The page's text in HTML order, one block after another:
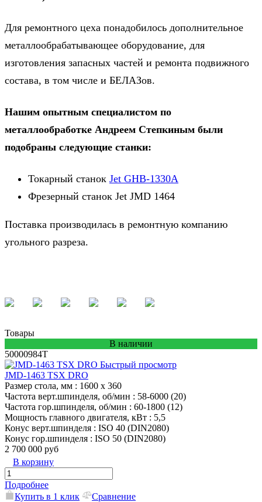
Для ремонтного цеха понадобилось дополнительное
металлообрабатывающее оборудование, для
изготовления запасных частей и ремонта подвижного
состава, в том числе и БЕЛАЗов.
Нашим опытным специалистом по
металлообработке Андреем Степкиным были
подобраны следующие станки:
Токарный станок Jet GHB-1330А
Фрезерный станок Jet JMD 1464
Поставка производилась в ремонтную компанию
угольного разреза.
Товары
В наличии
50000984T
Быстрый просмотр
JMD-1463 TSX DRO
Размер стола, мм : 1600 x 360
Частота верт.шпинделя, об/мин : 58-6000 (20)
Частота гор.шпинделя, об/мин : 60-1800 (12)
Мощность главного двигателя, кВт : 5,5
Конус верт.шпинделя : ISO 40 (DIN2080)
Конус гор.шпинделя : ISO 50 (DIN2080)
2 700 000 руб
В корзину
Подробнее
Купить в 1 клик
Сравнение